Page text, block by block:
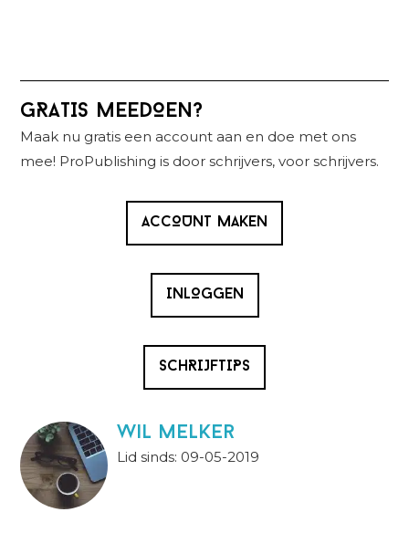
Primaire
Sidebar
GRATIS MEEDOEN?
Maak nu gratis een account aan en doe met ons
mee! ProPublishing is door schrijvers, voor schrijvers.
ACCOUNT MAKEN
INLOGGEN
SCHRIJFTIPS
wil melker
Lid sinds: 09-05-2019